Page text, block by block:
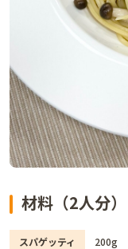
材料（2人分）
スパゲッティ 200g